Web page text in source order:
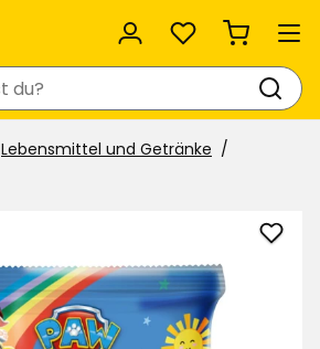
Favoriten
Lebensmittel und Getränke